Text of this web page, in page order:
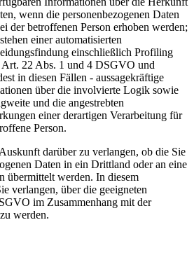
wenn die personenbezogenen Daten
der betroffenen Person erhoben werden;
einer automatisierten
einschließlich Profiling
Art. 22 Abs. 1 und 4 DSGVO und
in diesen Fällen - aussagekräftige
über die involvierte Logik sowie
und die angestrebten
einer derartigen Verarbeitung für
Person.
darüber zu verlangen, ob die Sie
Daten in ein Drittland oder an eine
übermittelt werden. In diesem
verlangen, über die geeigneten
im Zusammenhang mit der
werden.